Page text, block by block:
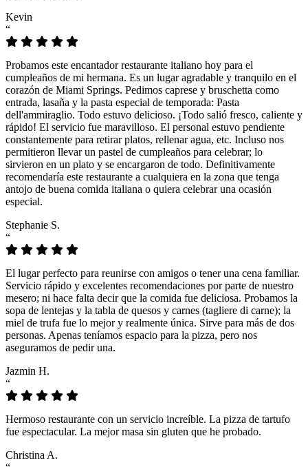
Kevin
“
Probamos este encantador restaurante italiano hoy para el
cumpleaños de mi hermana. Es un lugar agradable y tranquilo en el
corazón de Miami Springs. Pedimos caprese y bruschetta como
entrada, lasaña y la pasta especial de temporada: Pasta
dell'ammiraglio. Todo estuvo delicioso. ¡Todo salió fresco, caliente y
rápido! El servicio fue maravilloso. El personal estuvo pendiente
constantemente para retirar platos, rellenar agua, etc. Incluso nos
permitieron llevar un pastel de cumpleaños para celebrar; lo
sirvieron en un plato y se encargaron de todo. Definitivamente
recomendaría este restaurante a cualquiera en la zona que tenga
antojo de buena comida italiana o quiera celebrar una ocasión
especial.
Stephanie S.
“
El lugar perfecto para reunirse con amigos o tener una cena familiar.
Servicio rápido y excelentes recomendaciones por parte de nuestro
mesero; ni hace falta decir que la comida fue deliciosa. Probamos la
sopa de lentejas y la tabla de quesos y carnes (tagliere di carne); la
miel de trufa fue lo mejor y realmente única. Sirve para más de dos
personas. Apenas teníamos espacio para la pizza, pero nos
aseguramos de pedir una.
Jazmin H.
“
Hermoso restaurante con un servicio increíble. La pizza de tartufo
fue espectacular. La mejor masa sin gluten que he probado.
Christina A.